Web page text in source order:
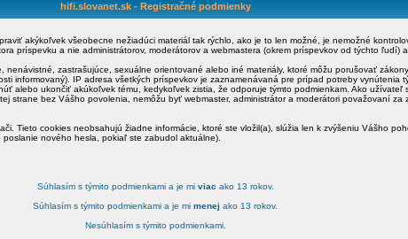
hifi.slovanet.sk - Registračné podmienky
akýkoľvek všeobecne nežiadúci materiál tak rýchlo, ako je to len možné, je nemožné
príspevku a nie administrátorov, moderátorov a webmastera (okrem príspevkov od týchto ľudí)
zastrašujúce, sexuálne orientované alebo iné materiály, ktoré môžu porušovať
informovaný). IP adresa všetkých príspevkov je zaznamenávaná pre prípad potreby vynútenia
alebo ukončiť akúkoľvek tému, kedykoľvek zistia, že odporuje týmto podmienkam. Ako užívateľ
strane bez Vášho povolenia, nemôžu byť webmaster, administrátor a moderátori považovaní za
Tieto cookies neobsahujú žiadne informácie, ktoré ste vložil(a), slúžia len k zvýšeniu Vášho
nového hesla, pokiaľ ste zabudol aktuálne).
Súhlasím s týmito podmienkami a je mi viac ako 13 rokov.
Súhlasím s týmito podmienkami a je mi menej ako 13 rokov.
Nesúhlasím s týmito podmienkami.